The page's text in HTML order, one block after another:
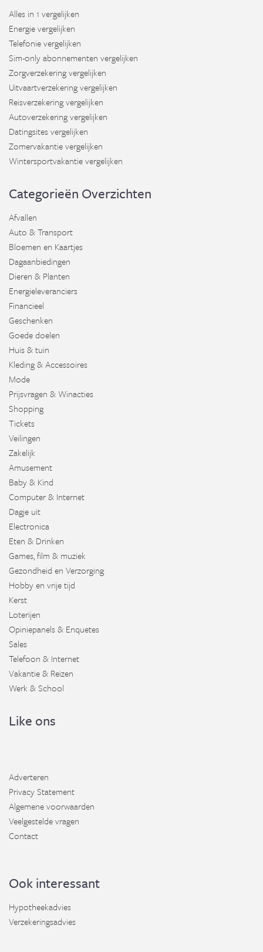
Alles in 1 vergelijken
Energie vergelijken
Telefonie vergelijken
Sim-only abonnementen vergelijken
Zorgverzekering vergelijken
Uitvaartverzekering vergelijken
Reisverzekering vergelijken
Autoverzekering vergelijken
Datingsites vergelijken
Zomervakantie vergelijken
Wintersportvakantie vergelijken
Categorieën Overzichten
Afvallen
Auto & Transport
Bloemen en Kaartjes
Dagaanbiedingen
Dieren & Planten
Energieleveranciers
Financieel
Geschenken
Goede doelen
Huis & tuin
Kleding & Accessoires
Mode
Prijsvragen & Winacties
Shopping
Tickets
Veilingen
Zakelijk
Amusement
Baby & Kind
Computer & Internet
Dagje uit
Electronica
Eten & Drinken
Games, film & muziek
Gezondheid en Verzorging
Hobby en vrije tijd
Kerst
Loterijen
Opiniepanels & Enquetes
Sales
Telefoon & Internet
Vakantie & Reizen
Werk & School
Like ons
Adverteren
Privacy Statement
Algemene voorwaarden
Veelgestelde vragen
Contact
Ook interessant
Hypotheekadvies
Verzekeringsadvies